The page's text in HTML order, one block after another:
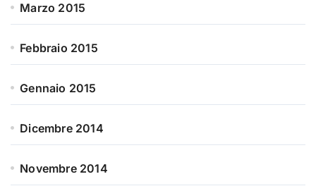
Marzo 2015
Febbraio 2015
Gennaio 2015
Dicembre 2014
Novembre 2014